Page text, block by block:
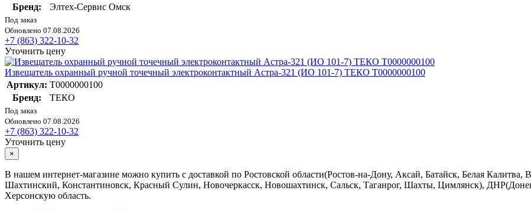
Бренд:
Элтех-Сервис Омск
Под заказ
Обновлено 07.08.2026
+7 (863) 322-10-32
Уточнить цену
Извещатель охранный ручной точечный электроконтактный Астра-321 (ИО 101-7) ТЕКО Т0000000100
Артикул: Т0000000100
Бренд:
ТЕКО
Под заказ
Обновлено 07.08.2026
+7 (863) 322-10-32
Уточнить цену
×
В нашем интернет-магазине можно купить с доставкой по Ростовской области(Ростов-на-Дону, Аксай, Батайск, Белая
Шахтинский, Константиновск, Красный Сулин, Новочеркасск, Новошахтинск, Сальск, Таганрог, Шахты, Цимлянск),
Херсонскую область.